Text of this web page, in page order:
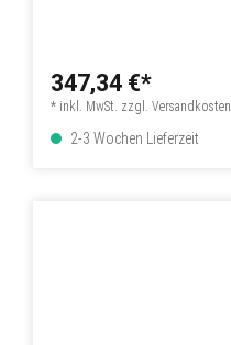
347,34 €*
* inkl. MwSt. zzgl. Versandkosten
2-3 Wochen Lieferzeit